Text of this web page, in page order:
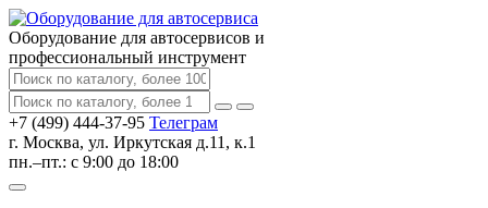
Оборудование для автосервисов и
профессиональный инструмент
+7 (499) 444-37-95 Телеграм
г. Москва, ул. Иркутская д.11, к.1
пн.–пт.: с 9:00 до 18:00